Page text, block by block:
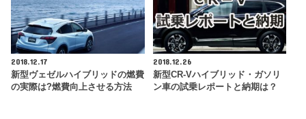
2018.12.17
新型ヴェゼルハイブリッドの燃費
の実際は?燃費向上させる方法
2018.12.26
新型CR-Vハイブリッド・ガソリ
ン車の試乗レポートと納期は？